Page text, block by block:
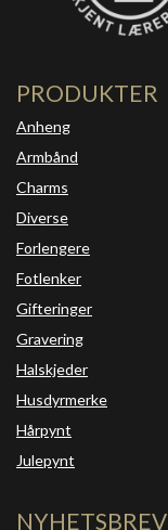
PRODUKTER
Anheng
Armbånd
Charms
Diverse
Forlengere
Fotlenker
Gifteringer
Gravering
Halskjeder
Husdyrmerke
Hårpynt
Julepynt
NYHETSBREV